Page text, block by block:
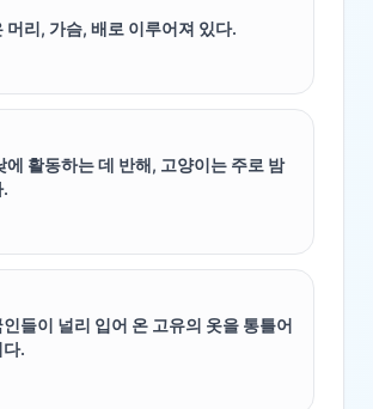
머리, 가슴, 배로 이루어져 있다.
에 활동하는 데 반해, 고양이는 주로 밤
들이 널리 입어 온 고유의 옷을 통틀어
.